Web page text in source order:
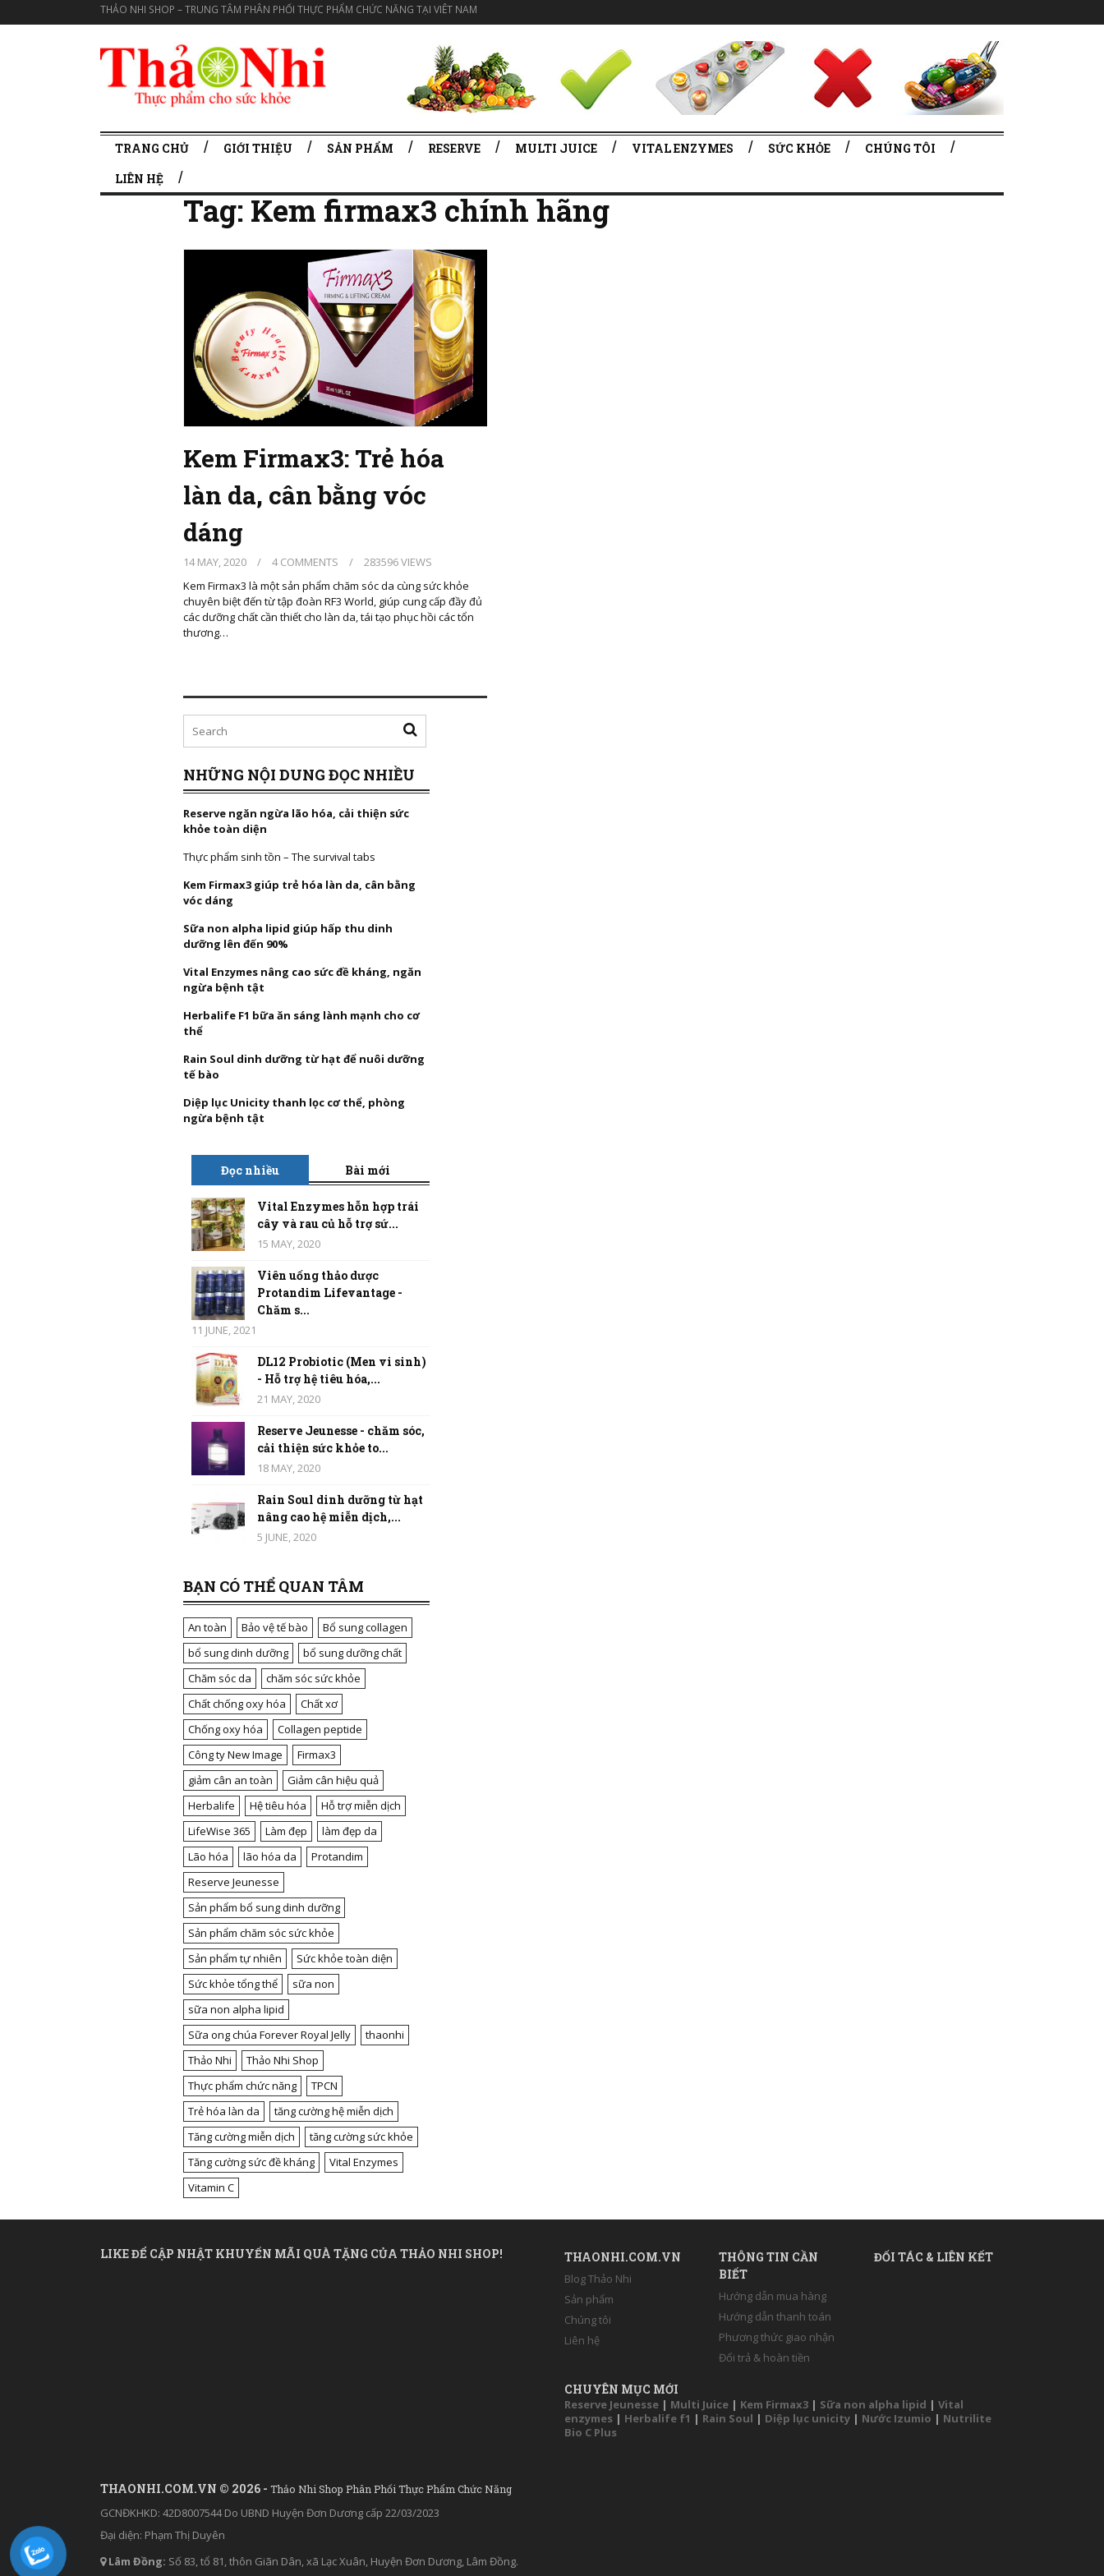
THẢO NHI SHOP – TRUNG TÂM PHÂN PHỐI THỰC PHẨM CHỨC NĂNG TẠI VIÊT NAM
TRANG CHỦ GIỚI THIỆU SẢN PHẨM RESERVE MULTI JUICE VITAL ENZYMES SỨC KHỎE
CHÚNG TÔI
LIÊN HỆ
Tag: Kem firmax3 chính hãng
Kem Firmax3: Trẻ hóa
làn da, cân bằng vóc
dáng
14 MAY, 2020 / 4 COMMENTS /
283596 VIEWS
Kem Firmax3 là một sản phẩm chăm sóc da cùng sức khỏe
chuyên biệt đến từ tập đoàn RF3 World, giúp cung cấp đầy đủ
các dưỡng chất cần thiết cho làn da, tái tạo phục hồi các tổn
thương…
NHỮNG NỘI DUNG ĐỌC NHIỀU
Reserve ngăn ngừa lão hóa, cải thiện sức
khỏe toàn diện
Thực phẩm sinh tồn – The survival tabs
Kem Firmax3 giúp trẻ hóa làn da, cân bằng
vóc dáng
Sữa non alpha lipid giúp hấp thu dinh
dưỡng lên đến 90%
Vital Enzymes nâng cao sức đề kháng, ngăn
ngừa bệnh tật
Herbalife F1 bữa ăn sáng lành mạnh cho cơ
thể
Rain Soul dinh dưỡng từ hạt để nuôi dưỡng
tế bào
Diệp lục Unicity thanh lọc cơ thể, phòng
ngừa bệnh tật
Đọc nhiều Bài mới
Vital Enzymes hỗn hợp trái
cây và rau củ hỗ trợ sứ...
15 MAY, 2020
Viên uống thảo dược
Protandim Lifevantage -
Chăm s...
11 JUNE, 2021
DL12 Probiotic (Men vi sinh)
- Hỗ trợ hệ tiêu hóa,...
21 MAY, 2020
Reserve Jeunesse - chăm sóc,
cải thiện sức khỏe to...
18 MAY, 2020
Rain Soul dinh dưỡng từ hạt
nâng cao hệ miễn dịch,...
5 JUNE, 2020
BẠN CÓ THỂ QUAN TÂM
An toàn Bảo vệ tế bào
Bổ sung collagen
bổ sung dinh dưỡng
bổ sung dưỡng chất
Chăm sóc da
chăm sóc sức khỏe
Chất chống oxy hóa
Chất xơ
Chống oxy hóa
Collagen peptide
Công ty New Image
Firmax3
giảm cân an toàn
Giảm cân hiệu quả
Herbalife
Hệ tiêu hóa
Hỗ trợ miễn dịch
LifeWise 365
Làm đẹp
làm đẹp da
Lão hóa
lão hóa da
Protandim
Reserve Jeunesse
Sản phẩm bổ sung dinh dưỡng
Sản phẩm chăm sóc sức khỏe
Sản phẩm tự nhiên
Sức khỏe toàn diện
Sức khỏe tổng thể
sữa non
sữa non alpha lipid
Sữa ong chúa Forever Royal Jelly
thaonhi
Thảo Nhi
Thảo Nhi Shop
Thực phẩm chức năng
TPCN
Trẻ hóa làn da
tăng cường hệ miễn dịch
Tăng cường miễn dịch
tăng cường sức khỏe
Tăng cường sức đề kháng
Vital Enzymes
Vitamin C
LIKE ĐỂ CẬP NHẬT KHUYẾN MÃI QUÀ TẶNG CỦA THẢO NHI SHOP!
THAONHI.COM.VN © 2026 - Thảo Nhi Shop Phân Phối Thực Phẩm Chức Năng
GCNĐKHKD: 42D8007544 Do UBND Huyện Đơn Dương cấp 22/03/2023
Đại diện: Phạm Thị Duyên
Lâm Đồng: Số 83, tổ 81, thôn Giãn Dân, xã Lạc Xuân, Huyện Đơn Dương, Lâm Đồng.
THAONHI.COM.VN
Blog Thảo Nhi
Sản phẩm
Chúng tôi
Liên hệ
THÔNG TIN CẦN
BIẾT
Hướng dẫn mua hàng
Hướng dẫn thanh toán
Phương thức giao nhận
Đổi trả & hoàn tiền
ĐỐI TÁC & LIÊN KẾT
CHUYÊN MỤC MỚI
Reserve Jeunesse | Multi Juice | Kem Firmax3 | Sữa non alpha lipid | Vital
enzymes | Herbalife f1 | Rain Soul | Diệp lục unicity | Nước Izumio | Nutrilite
Bio C Plus